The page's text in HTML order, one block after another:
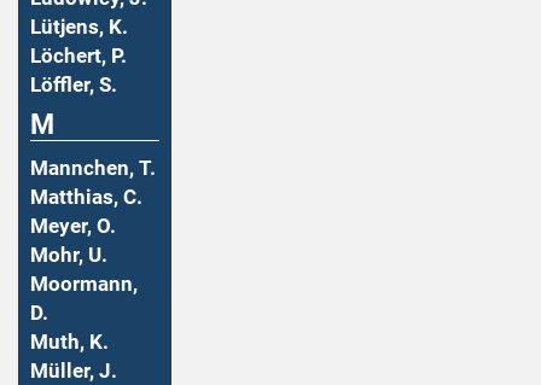
Lütjens, K.
Löchert, P.
Löffler, S.
M
Mannchen, T.
Matthias, C.
Meyer, O.
Mohr, U.
Moormann,
D.
Muth, K.
Müller, J.